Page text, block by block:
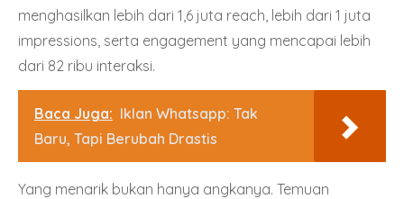
menghasilkan lebih dari 1,6 juta reach, lebih dari 1 juta
impressions, serta engagement yang mencapai lebih
dari 82 ribu interaksi.
Baca Juga: Iklan Whatsapp: Tak
Baru, Tapi Berubah Drastis
Yang menarik bukan hanya angkanya. Temuan